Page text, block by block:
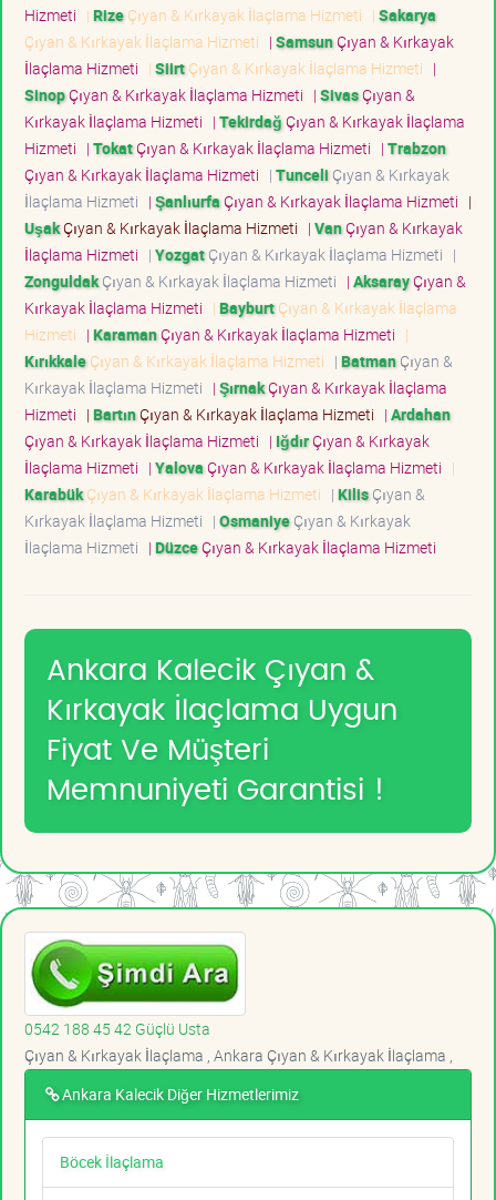
Hizmeti | RizeÇıyan & Kırkayak İlaçlama Hizmeti | Sakarya
Çıyan & Kırkayak İlaçlama Hizmeti | SamsunÇıyan & Kırkayak
İlaçlama Hizmeti | SiirtÇıyan & Kırkayak İlaçlama Hizmeti |
SinopÇıyan & Kırkayak İlaçlama Hizmeti | SivasÇıyan &
Kırkayak İlaçlama Hizmeti | TekirdağÇıyan & Kırkayak İlaçlama
Hizmeti | TokatÇıyan & Kırkayak İlaçlama Hizmeti | Trabzon
Çıyan & Kırkayak İlaçlama Hizmeti | Tunceli Çıyan & Kırkayak
İlaçlama Hizmeti | ŞanlıurfaÇıyan & Kırkayak İlaçlama Hizmeti |
UşakÇıyan & Kırkayak İlaçlama Hizmeti | VanÇıyan & Kırkayak
İlaçlama Hizmeti | YozgatÇıyan & Kırkayak İlaçlama Hizmeti |
ZonguldakÇıyan & Kırkayak İlaçlama Hizmeti | AksarayÇıyan &
Kırkayak İlaçlama Hizmeti | BayburtÇıyan & Kırkayak İlaçlama
Hizmeti | KaramanÇıyan & Kırkayak İlaçlama Hizmeti |
KırıkkaleÇıyan & Kırkayak İlaçlama Hizmeti | BatmanÇıyan &
Kırkayak İlaçlama Hizmeti | ŞırnakÇıyan & Kırkayak İlaçlama
Hizmeti | BartınÇıyan & Kırkayak İlaçlama Hizmeti | Ardahan
Çıyan & Kırkayak İlaçlama Hizmeti | IğdırÇıyan & Kırkayak
İlaçlama Hizmeti | YalovaÇıyan & Kırkayak İlaçlama Hizmeti |
KarabükÇıyan & Kırkayak İlaçlama Hizmeti | KilisÇıyan &
Kırkayak İlaçlama Hizmeti | OsmaniyeÇıyan & Kırkayak
İlaçlama Hizmeti | DüzceÇıyan & Kırkayak İlaçlama Hizmeti
Ankara Kalecik Çıyan &
Kırkayak İlaçlama Uygun
Fiyat Ve Müşteri
Memnuniyeti Garantisi !
0542 188 45 42 Güçlü Usta
Çıyan & Kırkayak İlaçlama , Ankara Çıyan & Kırkayak İlaçlama ,
Ankara Kalecik Diğer Hizmetlerimiz
Böcek İlaçlama